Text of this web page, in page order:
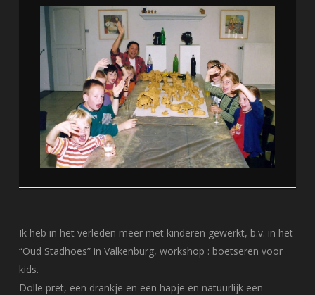
Ik heb in het verleden meer met kinderen gewerkt, b.v. in het
“Oud Stadhoes” in Valkenburg, workshop : boetseren voor
kids.
Dolle pret, een drankje en een hapje en natuurlijk een